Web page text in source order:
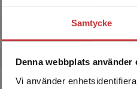
Samtycke
Denna webbplats använder
Vi använder
på hur förskolan – i både
barnen dels ges möjlighet
så långt det är möjligt
i utbildning
Visa hela